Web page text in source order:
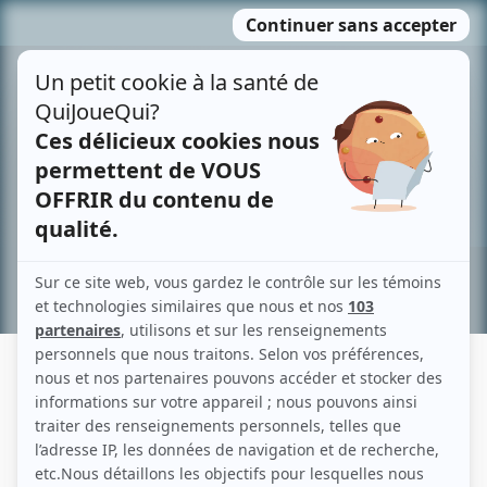
MENU
contenu
Recherche avancée »
CARMEN DUBOIS
Liens
Fiche de Carmen Dubois sur Showbizz.net